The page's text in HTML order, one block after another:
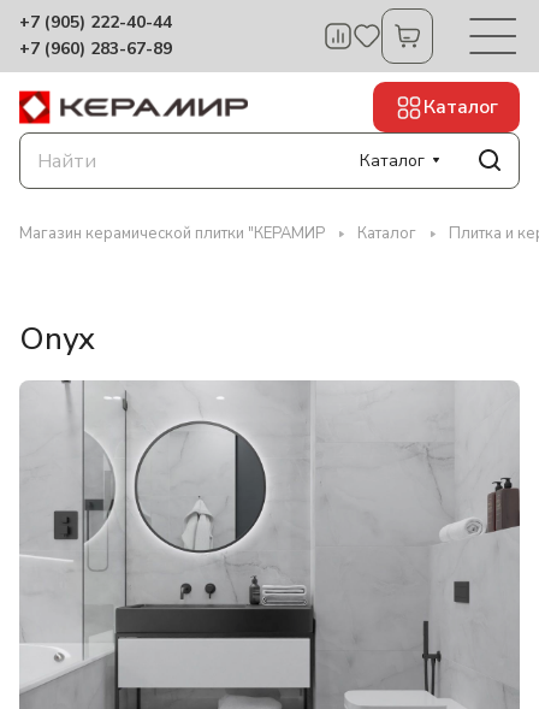
+7 (905) 222-40-44
+7 (960) 283-67-89
Каталог
Каталог
Магазин керамической плитки "КЕРАМИР Каталог Плитка и
Onyx